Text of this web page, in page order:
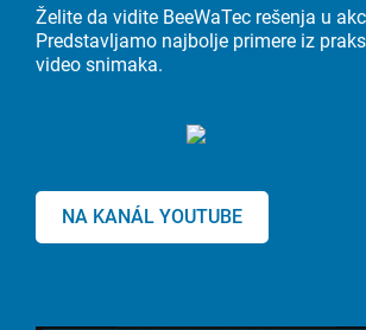
Želite da vidite BeeWaTec rešenja u
Predstavljamo najbolje primere iz
video snimaka.
NA KANÁL YOUTUBE